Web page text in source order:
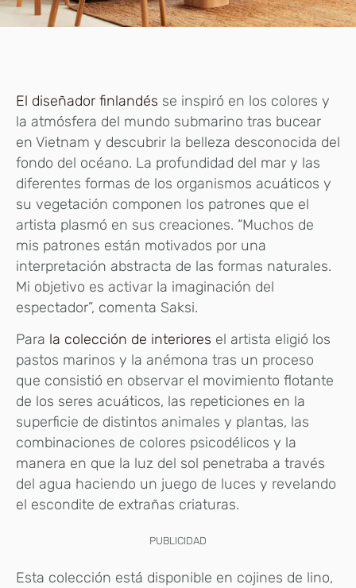
El diseñador finlandés se inspiró en los colores y
la atmósfera del mundo submarino tras bucear
en Vietnam y descubrir la belleza desconocida del
fondo del océano. La profundidad del mar y las
diferentes formas de los organismos acuáticos y
su vegetación componen los patrones que el
artista plasmó en sus creaciones. “Muchos de
mis patrones están motivados por una
interpretación abstracta de las formas naturales.
Mi objetivo es activar la imaginación del
espectador”, comenta Saksi.
Para la colección de interiores el artista eligió los
pastos marinos y la anémona tras un proceso
que consistió en observar el movimiento flotante
de los seres acuáticos, las repeticiones en la
superficie de distintos animales y plantas, las
combinaciones de colores psicodélicos y la
manera en que la luz del sol penetraba a través
del agua haciendo un juego de luces y revelando
el escondite de extrañas criaturas.
PUBLICIDAD
Esta colección está disponible en cojines de lino,